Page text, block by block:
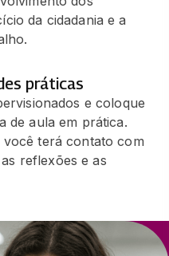
da cidadania e a
práticas
e coloque
de aula em prática.
você terá contato com
reflexões e as